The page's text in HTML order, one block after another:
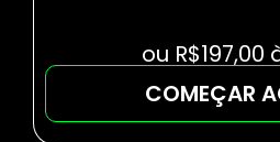
ou R$197,00
COMEÇAR